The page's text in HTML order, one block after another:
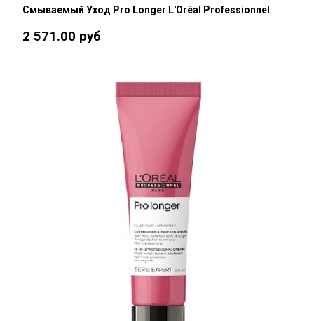
Смываемый Уход Pro Longer L'Oréal Professionnel
2 571.00 руб